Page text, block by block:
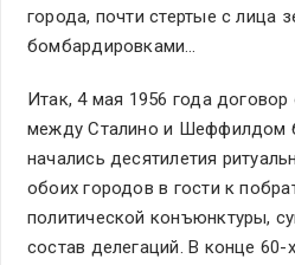
города, почти стертые с лица
бомбардировками…
Итак, 4 мая 1956 года
между Сталино и Шеффилдом
начались десятилетия
обоих городов в гости к
политической конъюнктуры,
состав делегаций. В конце 60-